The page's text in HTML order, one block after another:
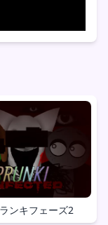
ンキフェーズ2